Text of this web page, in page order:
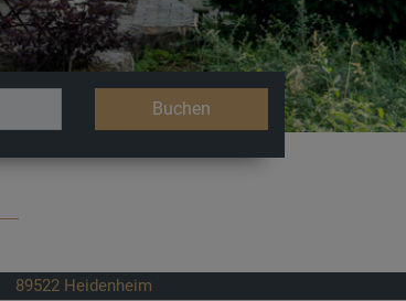
Buchen
89522 Heidenheim